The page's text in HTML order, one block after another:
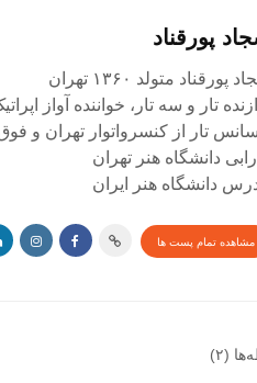
پورقناد
پورقناد متولد ۱۳۶۰ تهران
تار و سه تار، خواننده آواز
تار از کنسرواتوار تهران و
دانشگاه هنر تهران
دانشگاه هنر ایران
مشاهده تمام پست ها
(۲)